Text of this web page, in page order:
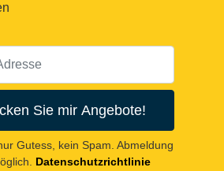
Sie mir Angebote!
Gutess, kein Spam. Abmeldung
Datenschutzrichtlinie